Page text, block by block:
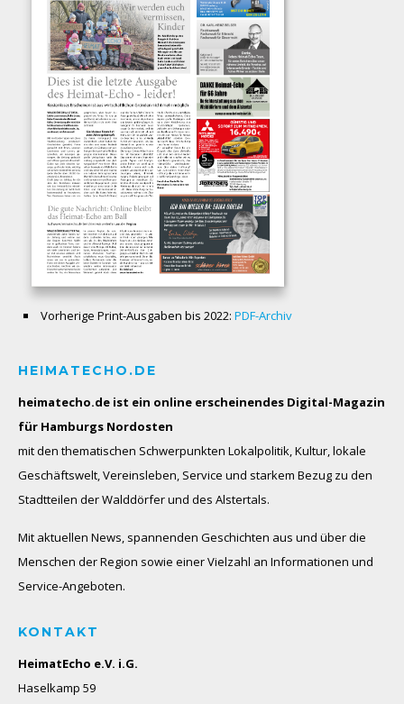
Vorherige Print-Ausgaben bis 2022: PDF-Archiv
HEIMATECHO.DE
heimatecho.de ist ein online erscheinendes Digital-Magazin
für Hamburgs Nordosten
mit den thematischen Schwerpunkten Lokalpolitik, Kultur, lokale
Geschäftswelt, Vereinsleben, Service und starkem Bezug zu den
Stadtteilen der Walddörfer und des Alstertals.
Mit aktuellen News, spannenden Geschichten aus und über die
Menschen der Region sowie einer Vielzahl an Informationen und
Service-Angeboten.
KONTAKT
HeimatEcho e.V. i.G.
Haselkamp 59